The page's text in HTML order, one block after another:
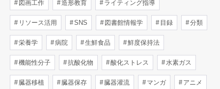
図画工作 造形教育 ライティング指導
リソース活用 SNS 図書館情報学 目録 分類
栄養学 病院 生鮮食品 鮮度保持法
機能性分子 抗酸化物 酸化ストレス 水素ガス
臓器移植 臓器保存 臓器灌流 マンガ アニメ